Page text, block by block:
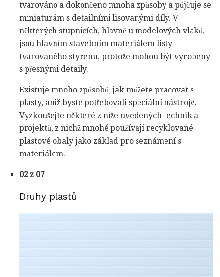
tvarováno a dokončeno mnoha způsoby a půjčuje se
miniaturám s detailními lisovanými díly. V
některých stupnicích, hlavně u modelových vlaků,
jsou hlavním stavebním materiálem listy
tvarovaného styrenu, protože mohou být vyrobeny
s přesnými detaily.
Existuje mnoho způsobů, jak můžete pracovat s
plasty, aniž byste potřebovali speciální nástroje.
Vyzkoušejte některé z níže uvedených technik a
projektů, z nichž mnohé používají recyklované
plastové obaly jako základ pro seznámení s
materiálem.
02 z 07
Druhy plastů